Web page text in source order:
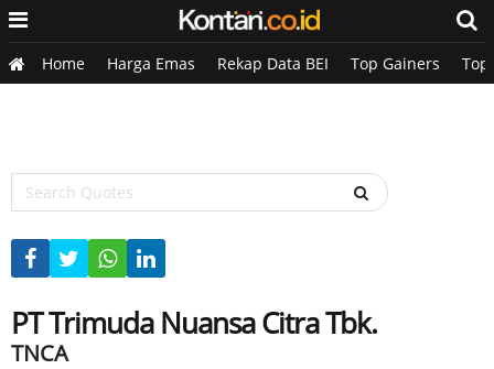
Home Harga Emas Rekap Data BEI Top Gainers Top
PT Trimuda Nuansa Citra Tbk.
TNCA